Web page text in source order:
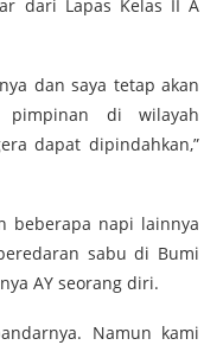
dari Lapas Kelas II A
dan saya tetap akan
pimpinan di wilayah
dapat dipindahkan,”
beberapa napi lainnya
sabu di Bumi
AY seorang diri.
Namun kami